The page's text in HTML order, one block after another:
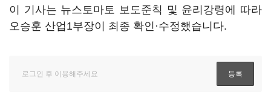
이 기사는 뉴스토마토 보도준칙 및 윤리강령에 따라
오승훈 산업1부장이 최종 확인·수정했습니다.